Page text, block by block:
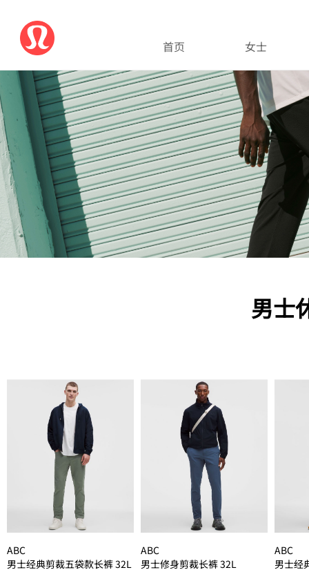
首页 女士
男士
ABC
男士经典剪裁五袋款长裤 32L
ABC
男士修身剪裁长裤 32L
ABC
男士经